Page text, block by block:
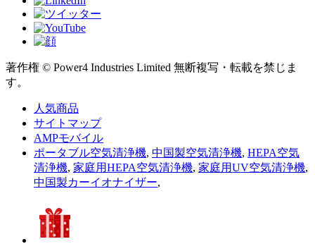
著作権 © Power4 Industries Limited 無断複写・転載を禁じま
す。
人気商品
サイトマップ
AMPモバイル
ポータブル空気清浄機, 中国製空気清浄機, HEPA空気
清浄機, 家庭用HEPA空気清浄機, 家庭用UV空気清浄機,
中国製カーイオナイザー,